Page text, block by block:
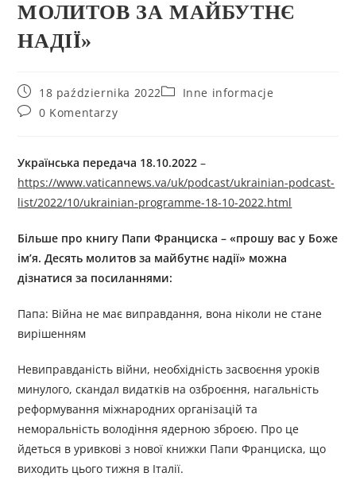
МОЛИТОВ ЗА МАЙБУТНЄ
НАДІЇ»
18 października 2022
Inne informacje
0 Komentarzy
Українська передача 18.10.2022 –
https://www.vaticannews.va/uk/podcast/ukrainian-podcast-
list/2022/10/ukrainian-programme-18-10-2022.html
Більше про книгу ПапиФранциска –«прошу вас у Боже
ім’я.Десять молитов за майбутнє надії» можна
дізнатися за посиланнями:
Папа: Війна не має виправдання, вона ніколи не стане
вирішенням
Невиправданість війни, необхідність засвоєння уроків
минулого, скандал видатків на озброєння, нагальність
реформування міжнародних організацій та
неморальність володіння ядерною зброєю. Про це
йдеться в уривкові з нової книжки Папи Франциска, що
виходить цього тижня в Італії.